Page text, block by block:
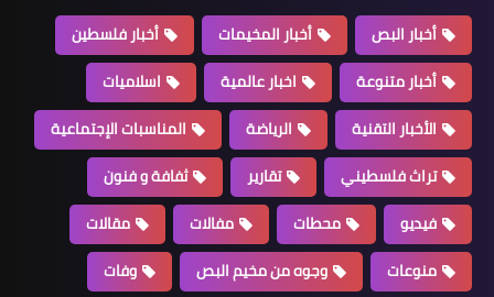
أخبار متنوعة
جولة تفقدية لوزارة الاقتصاد في صور
أخبار البص أخبار المخيمات
أخبار فلسطين
أخبار متنوعة
اخبار عالمية
اسلاميات
الأخبار التقنية
الرياضة
المناسبات الإجتماعية
تراث فلسطيني
تقارير
ثفافة و فنون
فيديو
محطات مفالات
مقالات
منوعات
وجوه من مخيم البص وفات